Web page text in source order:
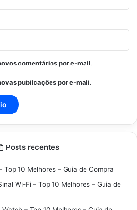
comentários por e-mail.
publicações por e-mail.
Posts recentes
Top 10 Melhores – Guia de Compra
Wi-Fi – Top 10 Melhores – Guia de